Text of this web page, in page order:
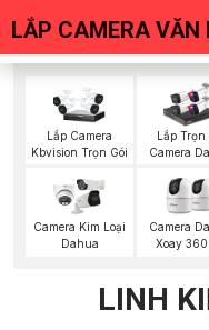
LẮP CAMERA VĂN
Lắp Camera
Kbvision Trọn Gói
Lắp Trọn
Camera
Camera Kim Loại
Dahua
Camera
Xoay
LINH